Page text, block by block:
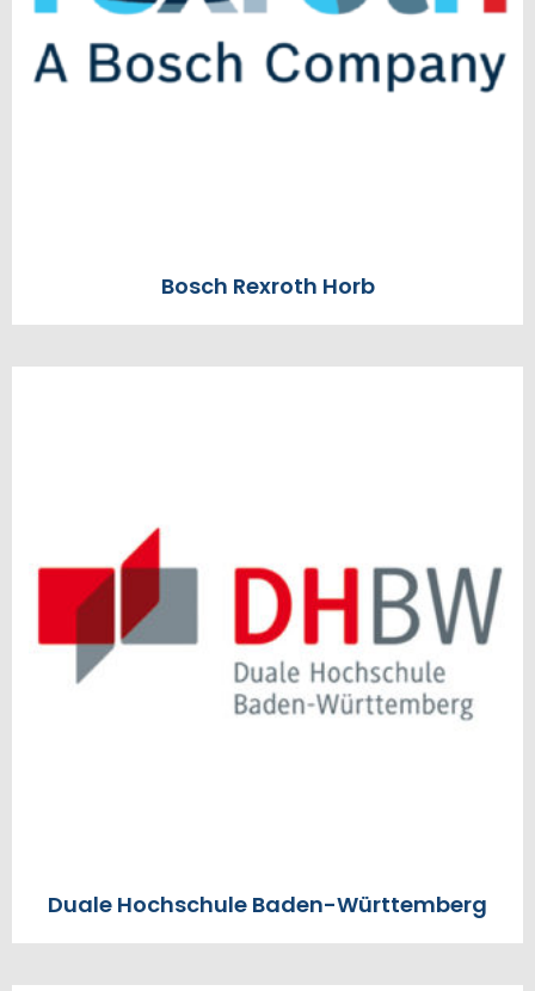
Bosch Rexroth Horb
Duale Hochschule Baden-Württemberg